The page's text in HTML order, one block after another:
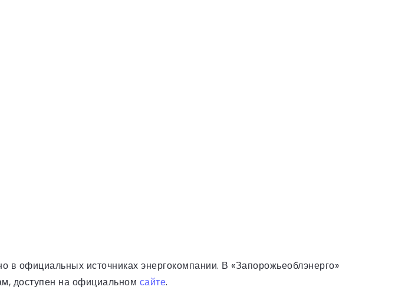
в официальных источниках энергокомпании. В «Запорожьеоблэнерго»
доступен на официальном сайте.